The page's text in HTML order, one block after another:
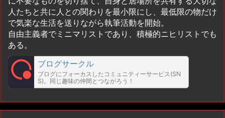
人たちと共に人との関わりを最小限にし、最低限の物だけ
で気楽な生活を送りながら執筆活動を開始。
自由主義者でミニマリストであり、積極的ニヒリストでも
ある。
ブログサークル
ブログにフォーカスしたコミュニティーサービス(SN
S)。同じ趣味の仲間とつながろう！